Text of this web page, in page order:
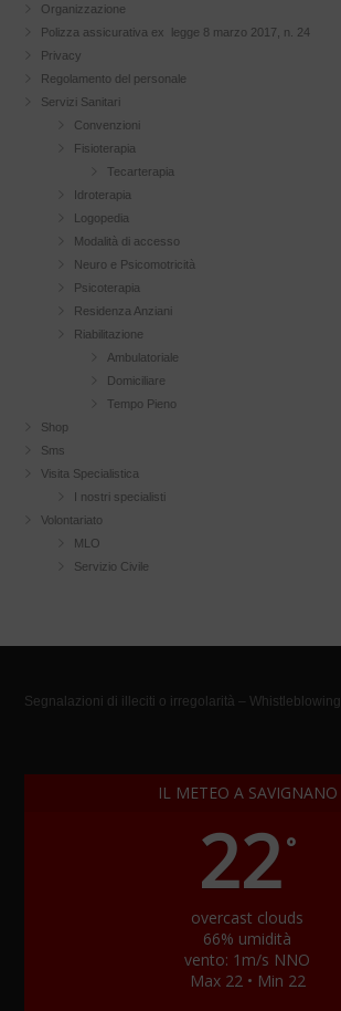
Organizzazione
Polizza assicurativa ex legge 8 marzo 2017, n. 24
Privacy
Regolamento del personale
Servizi Sanitari
Convenzioni
Fisioterapia
Tecarterapia
Idroterapia
Logopedia
Modalità di accesso
Neuro e Psicomotricità
Psicoterapia
Residenza Anziani
Riabilitazione
Ambulatoriale
Domiciliare
Tempo Pieno
Shop
Sms
Visita Specialistica
I nostri specialisti
Volontariato
MLO
Servizio Civile
Segnalazioni di illeciti o irregolarità – Whistleblowing
IL METEO A SAVIGNANO
22°
overcast clouds
66% umidità
vento: 1m/s NNO
Max 22 • Min 22